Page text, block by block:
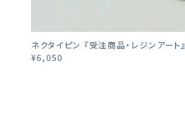
ネクタイピン 『受注商品・レジンアート』
¥6,050